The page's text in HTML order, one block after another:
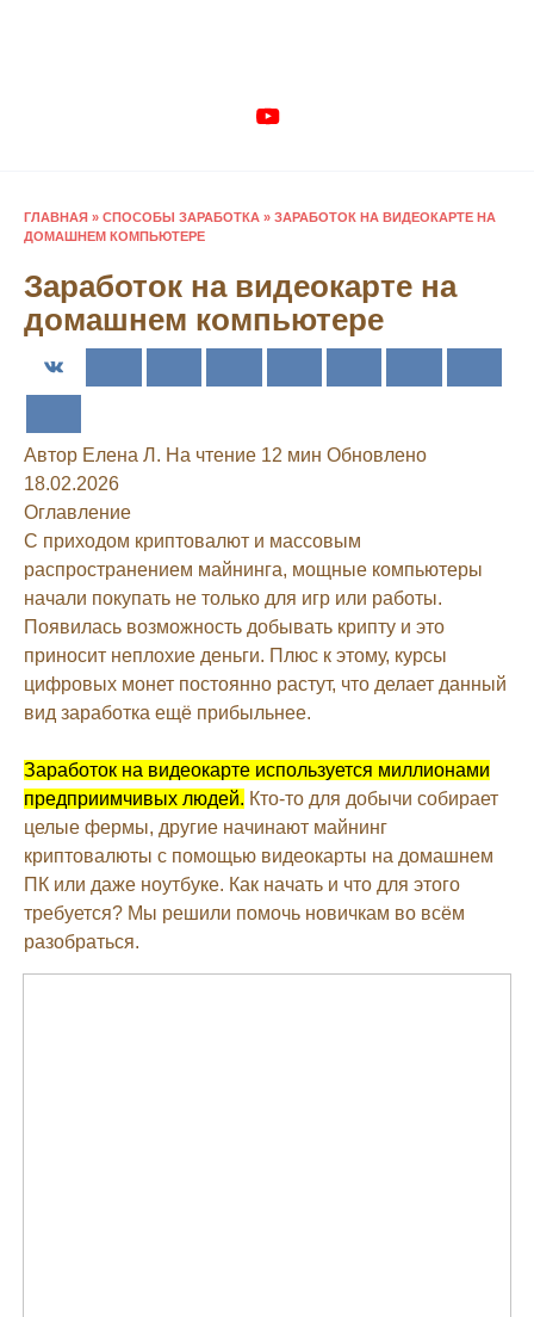
ГЛАВНАЯ » СПОСОБЫ ЗАРАБОТКА » ЗАРАБОТОК НА ВИДЕОКАРТЕ НА
ДОМАШНЕМ КОМПЬЮТЕРЕ
Заработок на видеокарте на
домашнем компьютере
Автор Елена Л. На чтение 12 мин Обновлено
18.02.2026
Оглавление
С приходом криптовалют и массовым
распространением майнинга, мощные компьютеры
начали покупать не только для игр или работы.
Появилась возможность добывать крипту и это
приносит неплохие деньги. Плюс к этому, курсы
цифровых монет постоянно растут, что делает данный
вид заработка ещё прибыльнее.
Заработок на видеокарте используется миллионами
предприимчивых людей. Кто-то для добычи собирает
целые фермы, другие начинают майнинг
криптовалюты с помощью видеокарты на домашнем
ПК или даже ноутбуке. Как начать и что для этого
требуется? Мы решили помочь новичкам во всём
разобраться.